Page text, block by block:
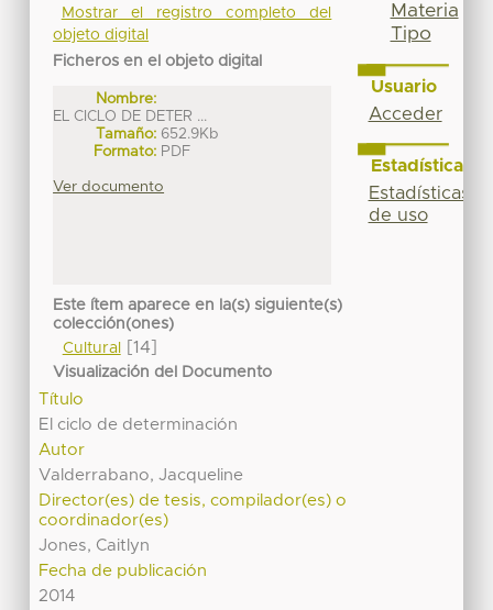
Mostrar el registro completo del
objeto digital
Ficheros en el objeto digital
Nombre:
EL CICLO DE DETER ...
Tamaño: 652.9Kb
Formato: PDF
Ver documento
Este ítem aparece en la(s) siguiente(s)
colección(ones)
Cultural[14]
Visualización del Documento
Título
El ciclo de determinación
Autor
Valderrabano, Jacqueline
Director(es) de tesis, compilador(es) o
coordinador(es)
Jones, Caitlyn
Fecha de publicación
2014
Materia
Tipo
Usuario
Acceder
Estadísticas
Estadísticas
de uso